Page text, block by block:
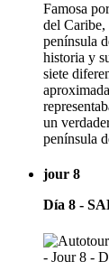
Famosa
del Caribe,
península
historia y
siete
un
península
jour 8
Día 8 -